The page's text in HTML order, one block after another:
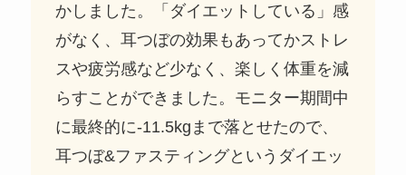
かしました。「ダイエットしている」感
がなく、耳つぼの効果もあってかストレ
スや疲労感など少なく、楽しく体重を減
らすことができました。モニター期間中
に最終的に-11.5kgまで落とせたので、
耳つぼ&ファスティングというダイエッ